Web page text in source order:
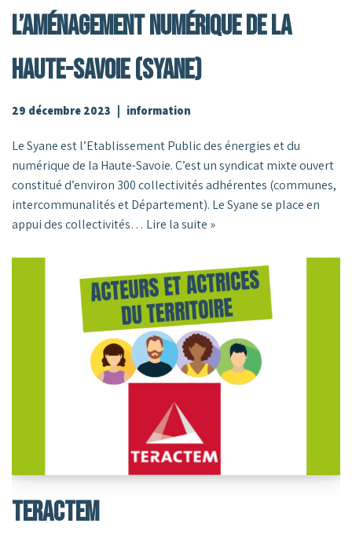
L’Aménagement Numérique De La
Haute-Savoie (SYANE)
29 décembre 2023 information
Le Syane est l’Etablissement Public des énergies et du
numérique de la Haute-Savoie. C’est un syndicat mixte ouvert
constitué d’environ 300 collectivités adhérentes (communes,
intercommunalités et Département). Le Syane se place en
appui des collectivités… Lire la suite »
TERACTEM